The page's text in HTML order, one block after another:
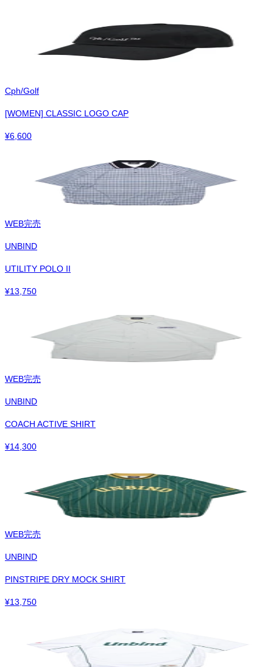
Cph/Golf
[WOMEN] CLASSIC LOGO CAP
¥6,600
WEB完売
UNBIND
UTILITY POLO II
¥13,750
WEB完売
UNBIND
COACH ACTIVE SHIRT
¥14,300
WEB完売
UNBIND
PINSTRIPE DRY MOCK SHIRT
¥13,750